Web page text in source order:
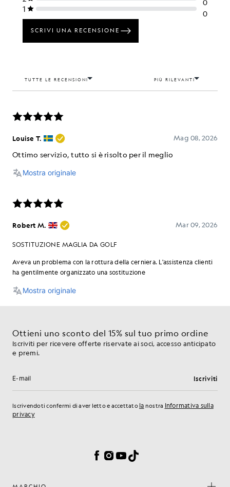
Ottieni uno sconto del 15% sul tuo primo ordine
Iscriviti per ricevere offerte riservate ai soci, accesso anticipato
e premi.
Indirizzo e-mail Iscriviti
Iscrivendoti confermi di aver letto e accettato la nostra Informativa sulla
privacy
Facebook
Instagram
YouTube
TikTok